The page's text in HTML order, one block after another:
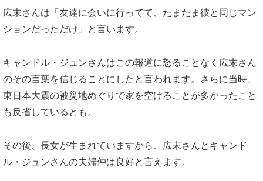
広末さんは「友達に会いに行ってて、たまたま彼と同じマン
ションだっただけ」と言います。
キャンドル・ジュンさんはこの報道に怒ることなく広末さん
のその言葉を信じることにしたと言われます。さらに当時、
東日本大震の被災地めぐりで家を空けることが多かったこと
も反省しているとも。
その後、長女が生まれていますから、広末さんとキャンド
ル・ジュンさんの夫婦仲は良好と言えます。